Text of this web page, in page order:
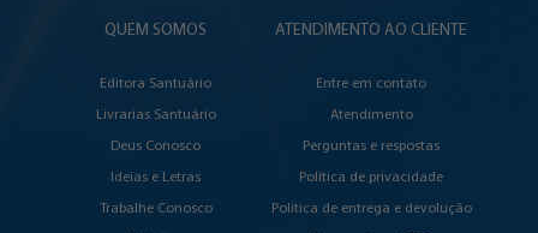
QUEM SOMOS
Editora Santuário
Livrarias Santuário
Deus Conosco
Ideias e Letras
Trabalhe Conosco
ATENDIMENTO AO CLIENTE
Entre em contato
Atendimento
Perguntas e respostas
Política de privacidade
Política de entrega e devolução